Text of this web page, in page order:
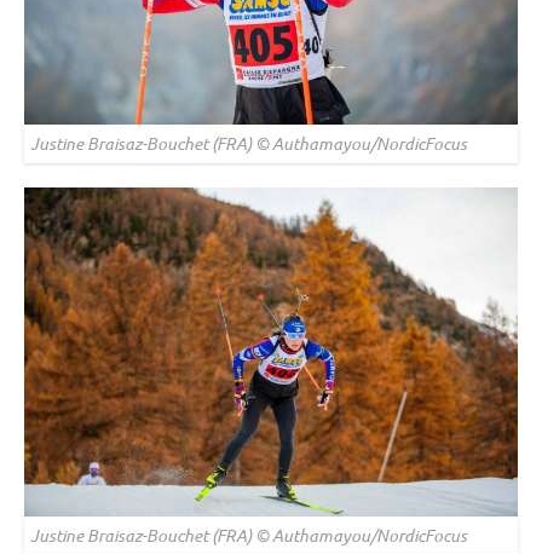
Justine Braisaz-Bouchet (FRA) © Authamayou/NordicFocus
Justine Braisaz-Bouchet (FRA) © Authamayou/NordicFocus